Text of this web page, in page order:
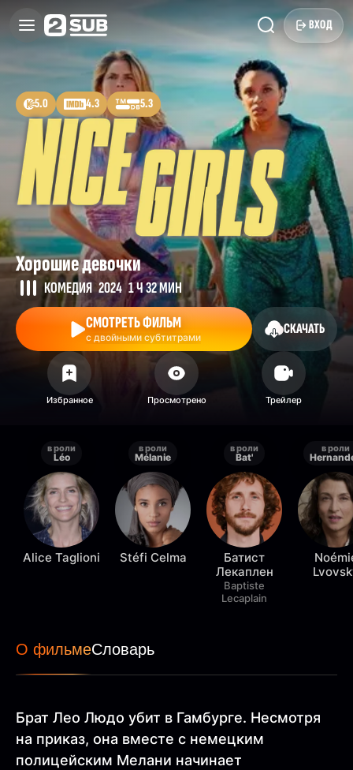
ВХОД
5.0 4.3 5.3
Хорошие девочки
КОМЕДИЯ 2024 1 Ч 32 МИН
СМОТРЕТЬ ФИЛЬМ
с двойными субтитрами
СКАЧАТЬ
в роли
Léo
Alice Taglioni
в роли
Mélanie
Stéfi Celma
в роли
Bat'
Батист
Лекаплен
Baptiste
Lecaplain
в роли
О фильмеСловарь
Брат Лео Людо убит в Гамбурге. Несмотря
на приказ, она вместе с немецким
полицейским Мелани начинает